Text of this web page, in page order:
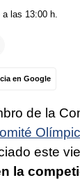
las 13:00 h.
en Google
de la
este
la